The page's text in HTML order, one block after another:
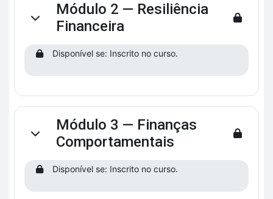
Contrair
Módulo 2 — Resiliência
Financeira
Disponível se: Inscrito no curso.
Contrair
Módulo 3 — Finanças
Comportamentais
Disponível se: Inscrito no curso.